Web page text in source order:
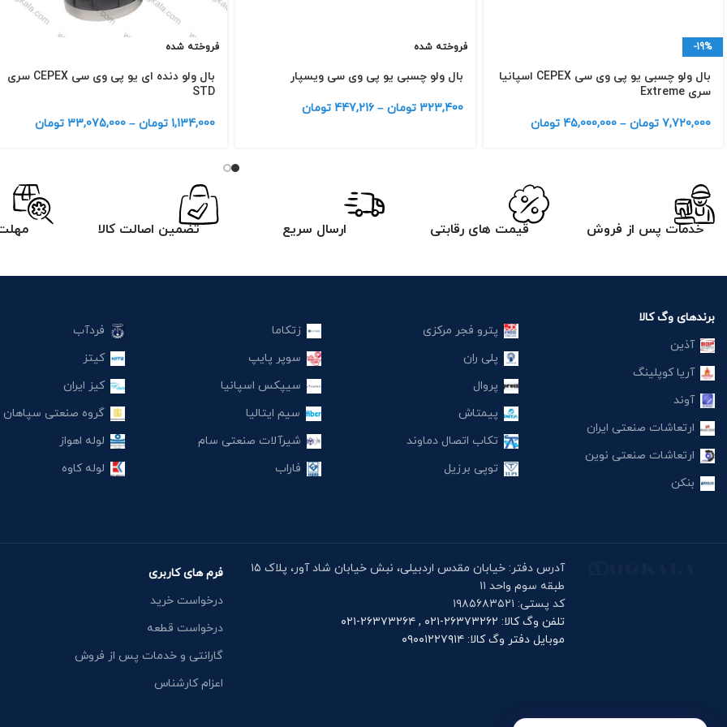
-19%
بال ولو چسبی یو پی وی سی CEPEX اسپانیا
سری Extreme
7,720,000 تومان –
45,000,000 تومان
فروخته شده
بال ولو چسبی یو پی وی سی ویسپار
323,400 تومان –
447,216 تومان
فروخته شده
بال ولو دنده ای یو پی وی سی CEPEX سری
STD
1,134,000 تومان –
33,075,000 تومان
خدمات پس از فروش قیمت های رقابتی ارسال سریع تضمین اصالت کالا
برندهای وگ کالا
آذین
آریا کوپلینگ
آوند
ارتعاشات صنعتی ایران
ارتعاشات صنعتی نوین
بنکن
پترو فجر مرکزی
پلی ران
پروال
پیمتاش
تکاب اتصال دماوند
توپی برزیل
زتکاما
سوپر پایپ
سیپکس اسپانیا
سیم ایتالیا
شیرآلات صنعتی سام
فاراب
فردآب
کیتز
کیز ایران
گروه صنعتی سپاهان
لوله اهواز
لوله کاوه
آدرس دفتر: خیابان مقدس اردبیلی، نبش خیابان شاد آور، پلاک ۱۵
طبقه سوم واحد ۱۱
کد پستی: ۱۹۸۵۶۸۳۵۲۱
تلفن وگ کالا: ۲۶۳۷۳۲۶۲-۰۲۱ , ۲۶۳۷۳۲۶۴-۰۲۱
موبایل دفتر وگ کالا: ۰۹۰۰۱۲۲۷۹۱۴
فرم های کاربری
درخواست خرید
درخواست قطعه
گارانتی و خدمات پس از فروش
اعزام کارشناس